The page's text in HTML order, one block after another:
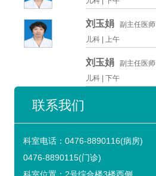
刘玉娟
副主任医师
儿科 |
上午
刘玉娟
副主任医师
儿科 | 下午
联系我们
科室电话： 0476-8890116(病房)
0476-8890115(门诊)
科室位置： 2号综合楼3楼西侧